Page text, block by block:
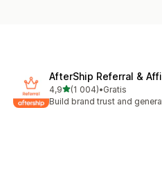
AfterShip Referral &
4,9av 5 stjerner
(1 004)
Totalt 1004 omtaler
•Gratis
Build brand trust and